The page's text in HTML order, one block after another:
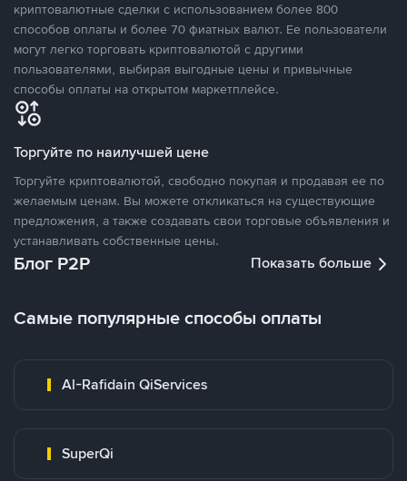
криптовалютные сделки с использованием более 800
способов оплаты и более 70 фиатных валют. Ее пользователи
могут легко торговать криптовалютой с другими
пользователями, выбирая выгодные цены и привычные
способы оплаты на открытом маркетплейсе.
Торгуйте по наилучшей цене
Торгуйте криптовалютой, свободно покупая и продавая ее по
желаемым ценам. Вы можете откликаться на существующие
предложения, а также создавать свои торговые объявления и
устанавливать собственные цены.
Блог P2P Показать больше
Самые популярные способы оплаты
Al-Rafidain QiServices
SuperQi